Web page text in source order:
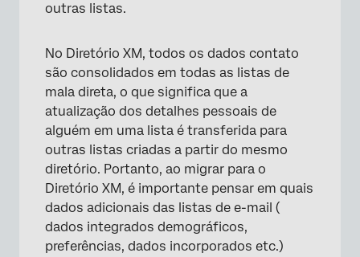
outras listas.
No Diretório XM, todos os dados contato
são consolidados em todas as listas de
mala direta, o que significa que a
atualização dos detalhes pessoais de
alguém em uma lista é transferida para
outras listas criadas a partir do mesmo
diretório. Portanto, ao migrar para o
Diretório XM, é importante pensar em quais
dados adicionais das listas de e-mail (
dados integrados demográficos,
preferências, dados incorporados etc.)